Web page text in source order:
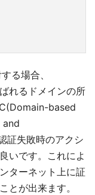
る場合、
れるドメインの所
based
and
証失敗時のアクシ
いです。これによ
ターネット上に証
とが出来ます。